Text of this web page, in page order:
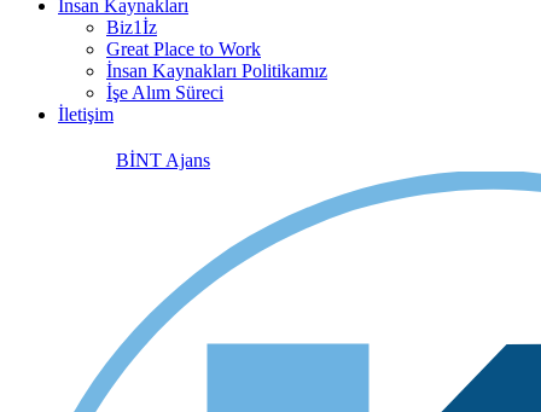
İnsan Kaynakları
Biz1İz
Great Place to Work
İnsan Kaynakları Politikamız
İşe Alım Süreci
İletişim
BİNT Ajans